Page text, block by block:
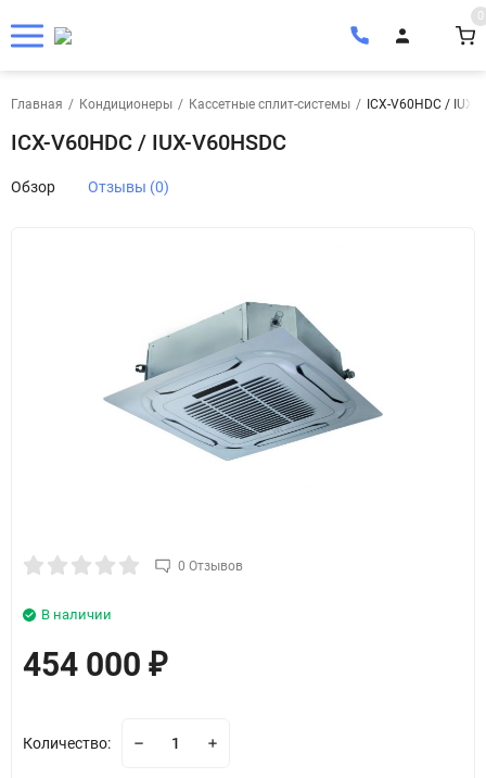
0
Главная / Кондиционеры / Кассетные сплит-системы / ICX-V60HDC / IUX-
ICX-V60HDC / IUX-V60HSDC
Обзор Отзывы (0)
0 Отзывов
В наличии
454 000 ₽
Количество: